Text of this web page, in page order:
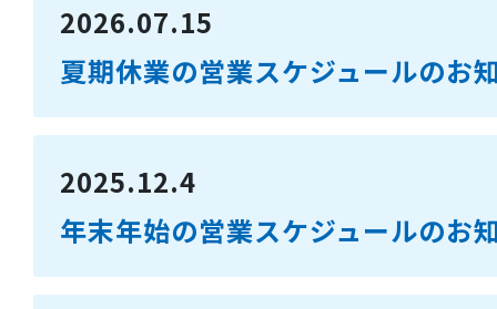
2026.07.15
夏期休業の営業スケジュールのお
2025.12.4
年末年始の営業スケジュールのお